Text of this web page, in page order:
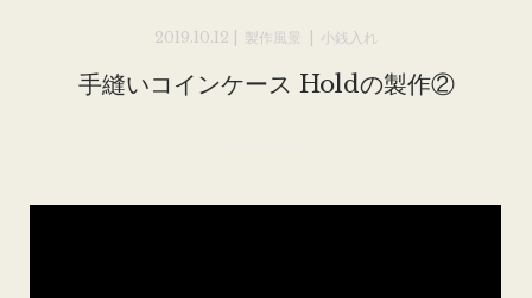
2019.10.12 | 製作風景 小銭入れ
手縫いコインケース Holdの製作②